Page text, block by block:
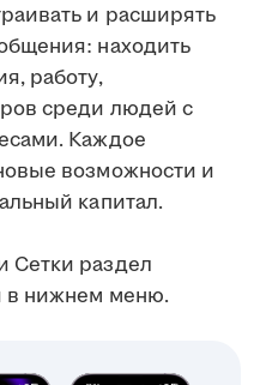
и расширять
находить
работу,
среди людей с
Каждое
возможности и
капитал.
Сетки раздел
в нижнем меню.